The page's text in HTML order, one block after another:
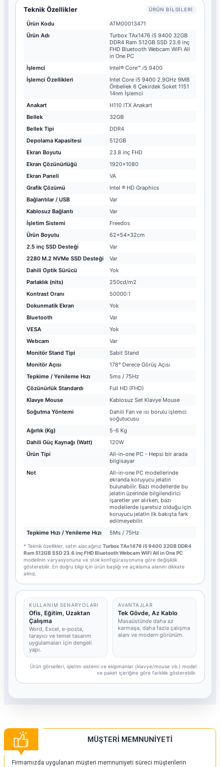
Teknik Özellikler ÜRÜN BILGILERI
Ürün Kodu
ATM00013471
Ürün Adı
Turbox TAx1476 i5 9400 32GB
DDR4 Ram 512GB SSD 23.6 inç
FHD Bluetooth Webcam WiFi All
in One PC
İşlemci
Intel® Core™ i5 9400
İşlemci Özellikleri
Intel Core i5 9400 2.9GHz 9MB
Önbellek 6 Çekirdek Soket 1151
14nm İşlemci
Anakart
H110 ITX Anakart
Bellek
32GB
Bellek Tipi
DDR4
Depolama Kapasitesi
512GB
Ekran Boyutu
23.8 inç FHD
Ekran Çözünürlüğü
1920x1080
Ekran Paneli
VA
Grafik Çözümü
Intel ® HD Graphics
Bağlantılar / USB
Var
Kablosuz Bağlantı
Var
İşletim Sistemi
Freedos
Ürün Boyutu
62x54x32cm
2.5 inç SSD Desteği
Var
2280 M.2 NVMe SSD Desteği
Var
Dahili Optik Sürücü
Yok
Parlaklık (nits)
250cd/m2
Kontrast Oranı
50000:1
Dokunmatik Ekran
Yok
Bluetooth
Var
VESA
Yok
Webcam
Var
Monitör Stand Tipi
Sabit Stand
Monitör Açısı
178° Derece Görüş Açısı
Tepkime / Yenileme Hızı
5ms / 75Hz
Çözünürlük Standardı
Full HD (FHD)
Klavye Mouse
Kablosuz Set Klavye Mouse
Soğutma Yöntemi
Dahili Fan ve ısı borulu işlemci
soğutucusu
Ağırlık (Kg)
5-6 Kg
Dahili Güç Kaynağı (Watt)
120W
Ürün Tipi
All-in-one PC - Hepsi bir arada
bilgisayar
Not
All-in-one PC modellerinde
ekranda koruyucu jelatin
bulunabilir. Bazı modellerde bu
jelatin üzerinde bilgilendirici
işaretler yer alırken, bazı
modellerde işaretsiz olduğu için
koruyucu jelatin ilk bakışta fark
edilmeyebilir.
Tepkime Hızı / Yenileme Hızı
5Ms / 75Hz
* Teknik özellikler, satın alacağınız Turbox TAx1476 i5 9400 32GB DDR4
Ram 512GB SSD 23.6 inç FHD Bluetooth Webcam WiFi All in One PC
modelinin varyasyonuna ve stok konfigürasyonuna göre değişiklik
gösterebilir. En doğru bilgi için ürün başlığı ve açıklama alanını dikkate
alınız.
KULLANIM SENARYOLARI
Ofis, Eğitim, Uzaktan
Çalışma
Word, Excel, e-posta,
tarayıcı ve temel tasarım
uygulamaları için dengeli
yapı.
AVANTAJLAR
Tek Gövde, Az Kablo
Masaüstünde daha az
karmaşa, daha fazla çalışma
alanı ve modern görünüm.
Ürün görselleri, işletim sistemi ve ekipmanlar (klavye/mouse vb.) model
ve paket içeriğine göre farklılık gösterebilir.
MÜŞTERİ MEMNUNİYETİ
Firmamızda uygulanan müşteri memnuniyeti süreci müşterilerin